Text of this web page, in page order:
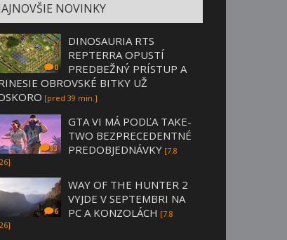
NOVINKY
0
DINOSAURIA RTS
REPTERRA OPUSTÍ
PREDBEŽNÝ PRÍSTUP A
OBROVSKÉ BITKY UŽ
[pred 39 min.]
33
GTA VI MÁ PODĽA TAKE-
TWO BEZPRECEDENTNÉ
PREDOBJEDNÁVKY [7.8
6
WAY OF THE HUNTER 2
VYJDE V SEPTEMBRI NA
PC A KONZOLÁCH [7.8